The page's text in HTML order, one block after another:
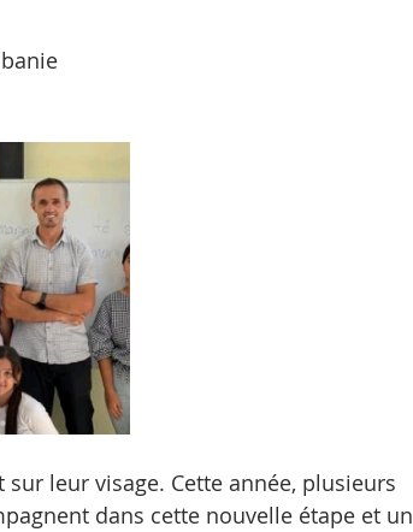
leur visage. Cette année, plusieurs
dans cette nouvelle étape et un